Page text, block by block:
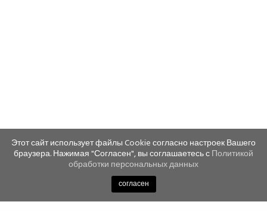
Этот сайт использует файлы Cookie согласно настроек Вашего
браузера. Нажимая "Согласен", вы соглашаетесь сПолитикой
обработки персональных данных
согласен